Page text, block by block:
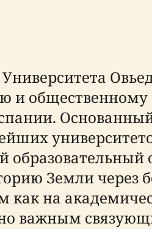
и общественному
образовательный
Земли через
как на
важным